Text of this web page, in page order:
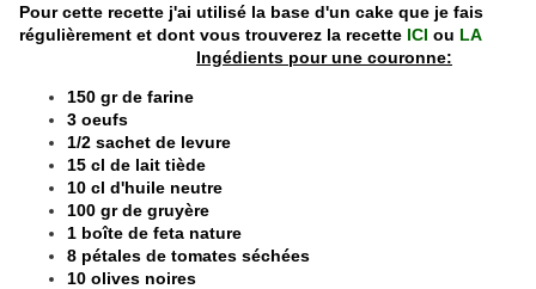
Pour cette recette j'ai utilisé la base d'un cake que je fais
régulièrement et dont vous trouverez la recette ICI ou LA
Ingédients pour une couronne:
150 gr de farine
3 oeufs
1/2 sachet de levure
15 cl de lait tiède
10 cl d'huile neutre
100 gr de gruyère
1 boîte de feta nature
8 pétales de tomates séchées
10 olives noires